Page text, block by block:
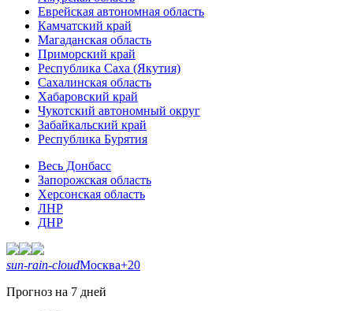
Еврейская автономная область
Камчатский край
Магаданская область
Приморский край
Республика Саха (Якутия)
Сахалинская область
Хабаровский край
Чукотский автономный округ
Забайкальский край
Республика Бурятия
Весь Донбасс
Запорожская область
Херсонская область
ЛНР
ДНР
sun-rain-cloudМосква+20
Прогноз на 7 дней